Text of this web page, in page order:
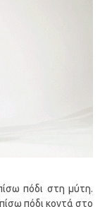
πόδι στη μύτη.
πόδι κοντά στο